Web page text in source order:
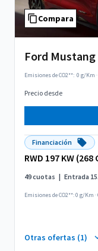
Compara
Ford
Emisiones de CO2**: 0 g/Km ·
Precio desde
Financiación
RWD 197 KW (268
49 cuotas | Entrada
Emisiones de CO2**: 0 g/Km ·
Otras ofertas (1)